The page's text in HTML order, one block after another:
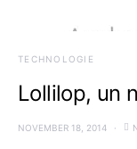
TECHNOLOGIE
Lollilop, un
NOVEMBER 18, 2014